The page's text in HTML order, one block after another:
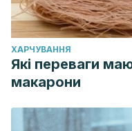
ХАРЧУВАННЯ
Які переваги
макарони